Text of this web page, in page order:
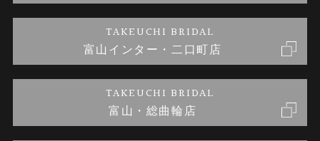
金澤指輪工房｜手作り婚約指輪プロポーズプラン
TAKEUCHI BRIDAL
富山インター・二口町店
TAKEUCHI BRIDAL
富山・総曲輪店